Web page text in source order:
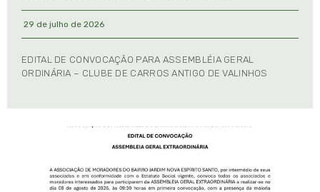
29 de julho de 2026
EDITAL DE CONVOCAÇÃO PARA ASSEMBLÉIA GERAL
ORDINÁRIA – CLUBE DE CARROS ANTIGO DE VALINHOS